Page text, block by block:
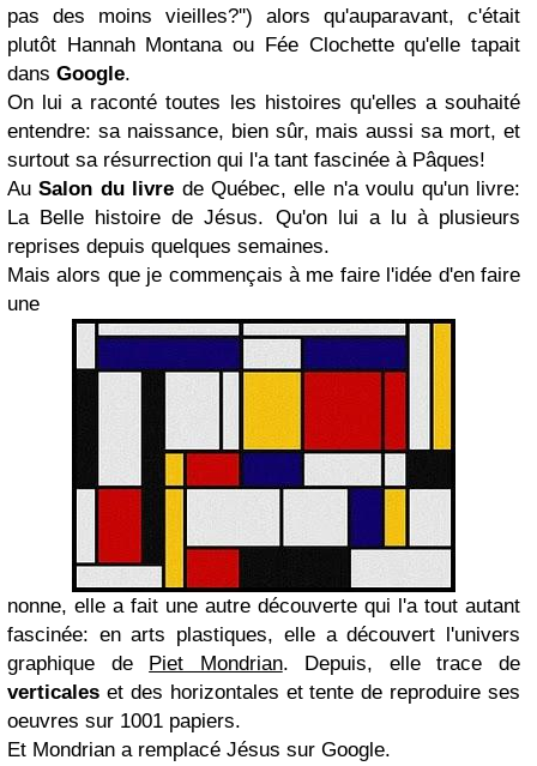
pas des moins vieilles?'') alors qu'auparavant, c'était
plutôt Hannah Montana ou Fée Clochette qu'elle tapait
dans Google.
On lui a raconté toutes les histoires qu'elles a souhaité
entendre: sa naissance, bien sûr, mais aussi sa mort, et
surtout sa résurrection qui l'a tant fascinée à Pâques!
AuSalon du livre de Québec, elle n'a voulu qu'un livre:
La Belle histoire de Jésus. Qu'on lui a lu à plusieurs
reprises depuis quelques semaines.
Mais alors que je commençais à me faire l'idée d'en faire
une
nonne, elle a fait une autre découverte qui l'a tout autant
fascinée: en arts plastiques, elle a découvert l'univers
graphique de Piet Mondrian. Depuis, elle trace de
verticales et des horizontales et tente de reproduire ses
oeuvres sur 1001 papiers.
Et Mondrian a remplacé Jésus sur Google.